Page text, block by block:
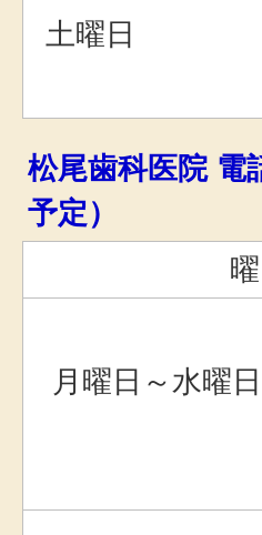
土曜日
松尾歯科医院 電
予定）
月曜日～水